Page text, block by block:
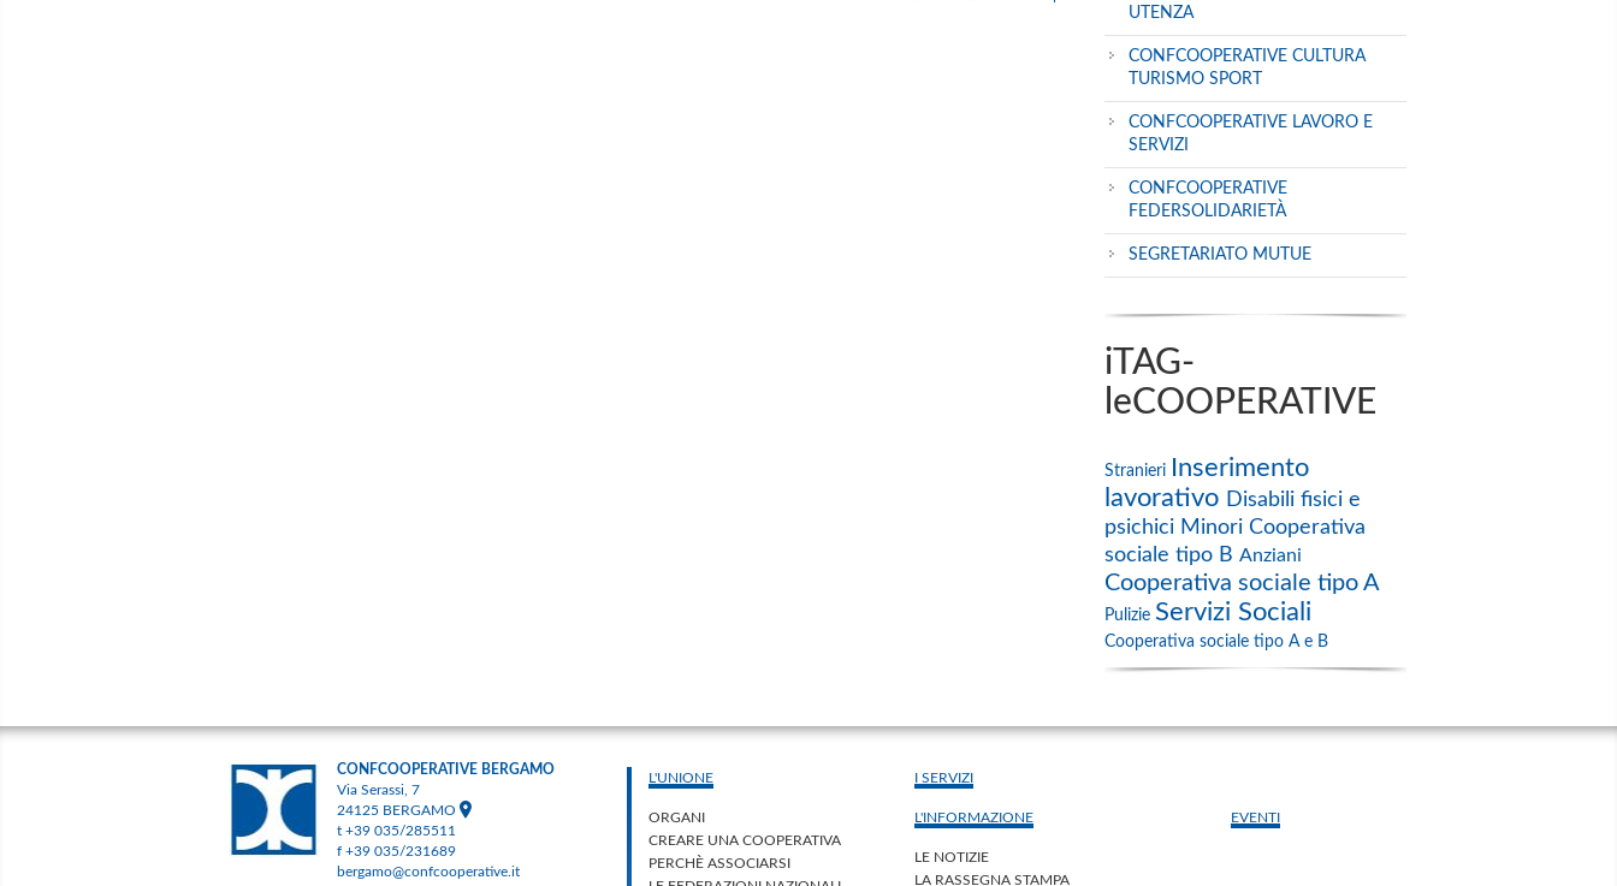
UTENZA
CONFCOOPERATIVE CULTURA
TURISMO SPORT
CONFCOOPERATIVE LAVORO E
SERVIZI
CONFCOOPERATIVE
FEDERSOLIDARIETÀ
SEGRETARIATO MUTUE
iTAG-
leCOOPERATIVE
Stranieri
Inserimento
lavorativo Disabili fisici e
psichici Minori Cooperativa
sociale tipo B Anziani
Cooperativa sociale tipo A
Pulizie Servizi Sociali
Cooperativa sociale tipo A e B
L'UNIONE
ORGANI
CREARE UNA COOPERATIVA
PERCHÈ ASSOCIARSI
I SERVIZI
L'INFORMAZIONE
LE NOTIZIE
LA RASSEGNA STAMPA
EVENTI
CONFCOOPERATIVE BERGAMO
Via Serassi, 7
24125 BERGAMO
t +39 035/285511
f +39 035/231689
bergamo@confcooperative.it